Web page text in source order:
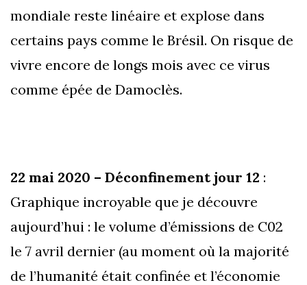
mondiale reste linéaire et explose dans
certains pays comme le Brésil. On risque de
vivre encore de longs mois avec ce virus
comme épée de Damoclès.
22 mai 2020 – Déconfinement jour 12 :
Graphique incroyable que je découvre
aujourd’hui : le volume d’émissions de C02
le 7 avril dernier (au moment où la majorité
de l’humanité était confinée et l’économie